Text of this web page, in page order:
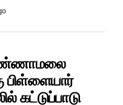
பிள்ளையார்
கட்டுப்பாடு